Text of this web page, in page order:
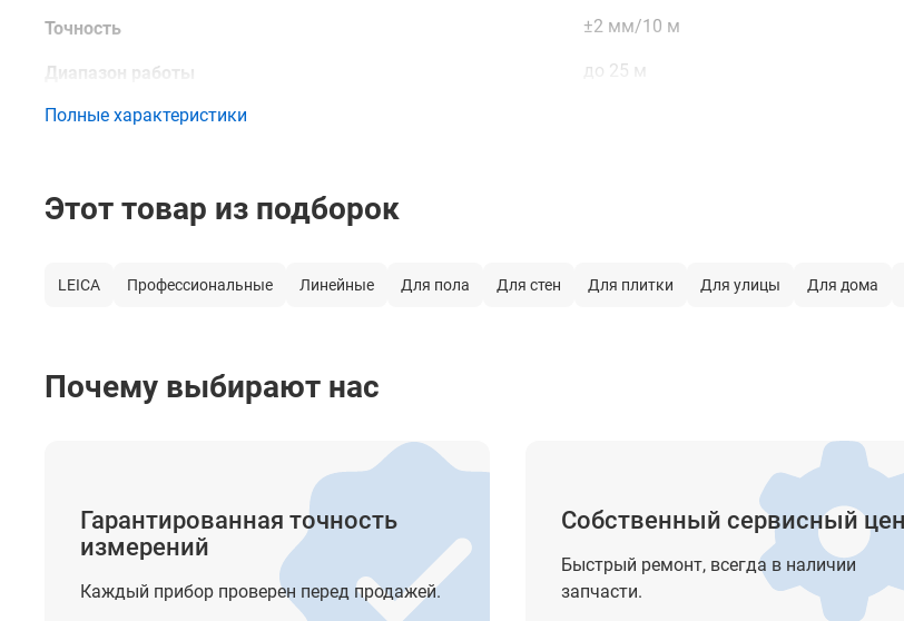
Точность ±2 мм/10 м
Диапазон работы до 25 м
Диапазон работы с приёмником
Тип компенсатора
Крепление на штатив
Время автономной работы
до 26 ч - 2 луча (Li-Ion аккумулятор)
до 44 ч - 1 луч (Li-Ion аккумулятор)
Класс лазера 2
Длина волны 635 нм
Полные характеристики
Этот товар из подборок
LEICA Профессиональные Линейные Для пола Для стен Для плитки Для улицы Для дома
Почему выбирают нас
Гарантированная точность
измерений
Каждый прибор проверен перед продажей.
Собственный сервисный
Быстрый ремонт, всегда в наличии
запчасти.